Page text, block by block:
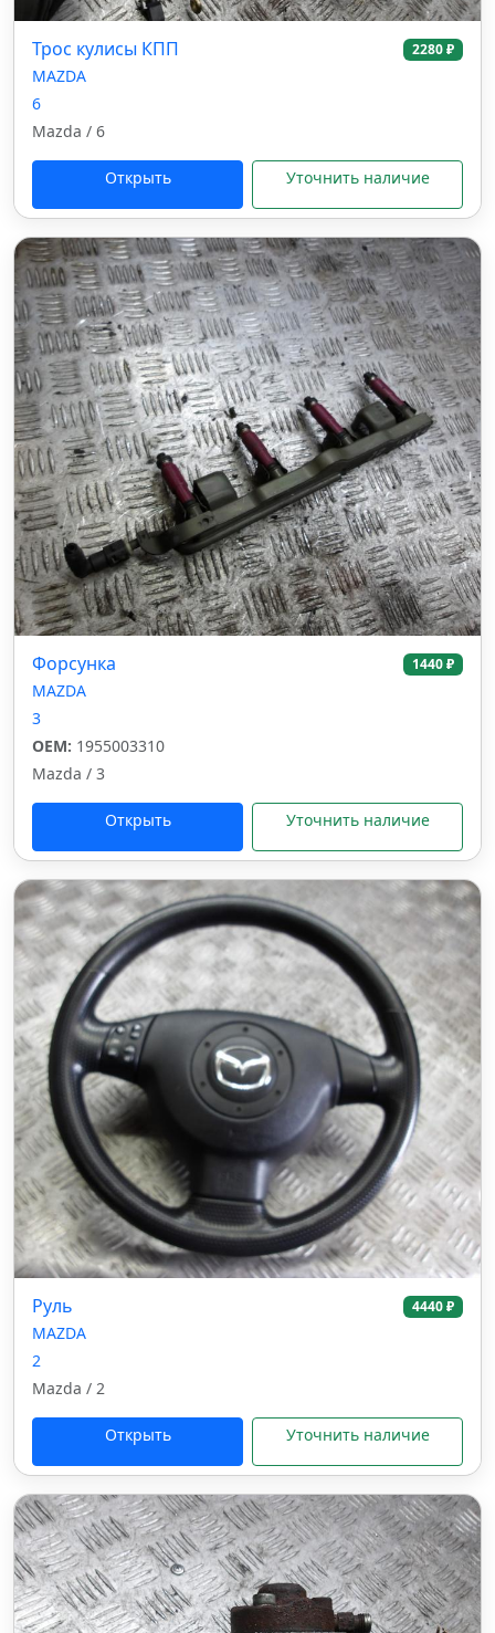
Трос кулисы КПП 2280 ₽
MAZDA
6
Mazda / 6
Открыть Уточнить наличие
Форсунка 1440 ₽
MAZDA
3
OEM: 1955003310
Mazda / 3
Открыть Уточнить наличие
Руль 4440 ₽
MAZDA
2
Mazda / 2
Открыть Уточнить наличие